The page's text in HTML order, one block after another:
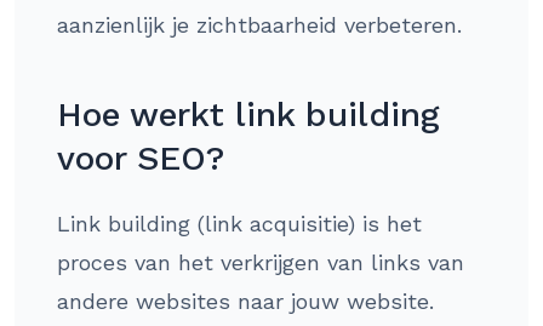
aanzienlijk je zichtbaarheid verbeteren.
Hoe werkt link building
voor SEO?
Link building (link acquisitie) is het
proces van het verkrijgen van links van
andere websites naar jouw website.